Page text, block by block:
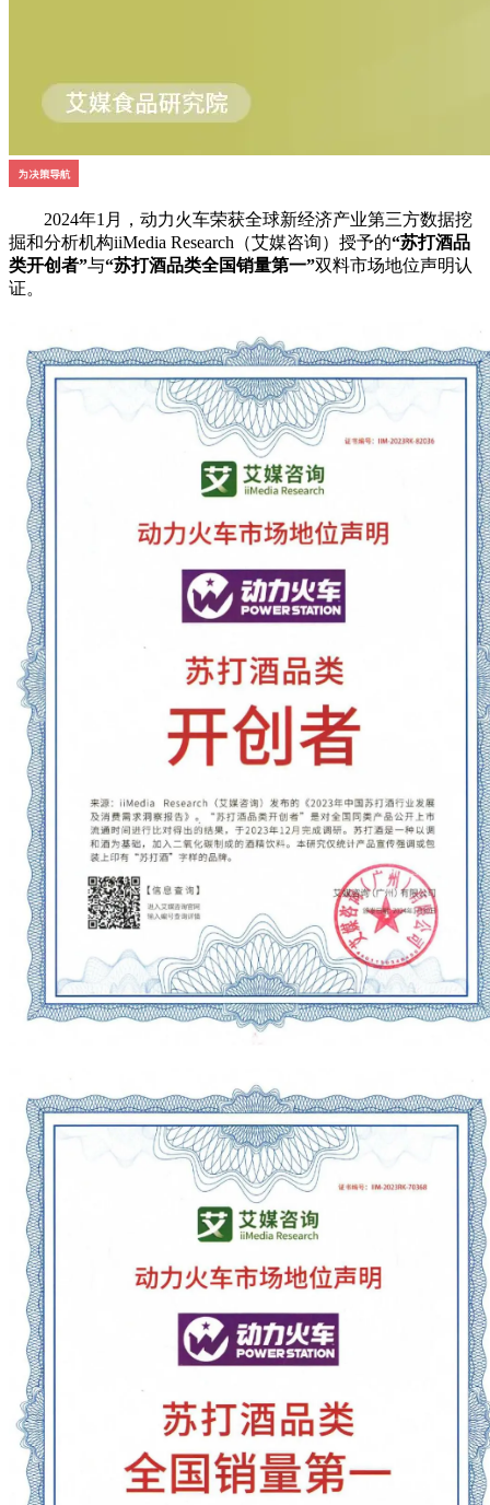
2024年1月，动力火车荣获全球新经济产业第三方数据挖
掘和分析机构iiMedia Research（艾媒咨询）授予的“苏打酒品
类开创者”与“苏打酒品类全国销量第一”双料市场地位声明认
证。